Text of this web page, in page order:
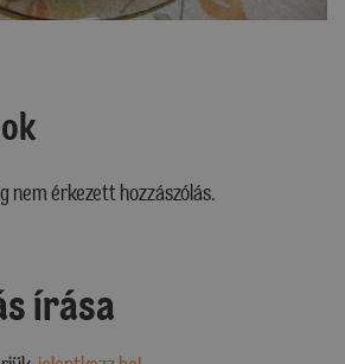
nem érkezett hozzászólás.
írása